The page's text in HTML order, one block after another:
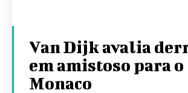
Van Dijk avalia
em amistoso para o
Monaco